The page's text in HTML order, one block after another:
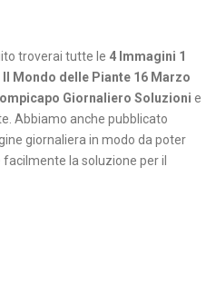
troverai tutte le 4 Immagini 1
Il Mondo delle Piante 16 Marzo
Giornaliero Soluzioni e
Abbiamo anche pubblicato
giornaliera in modo da poter
la soluzione per il